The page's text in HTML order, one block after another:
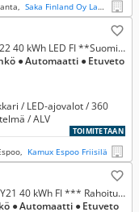
Saka Finland Oy Lappeenranta
40 kWh, N-Connecta MY22 40 kWh LED FI **Suomi-auto - ACC - Merkkihuollettu - Täysvarusteltu**
● Automaatti ● Etuveto
/ LED-ajovalot / 360
/ ALV
TOIMITETAAN
Kamux Espoo Friisilä
40 kWh, Business 360 MY21 40 kWh FI *** Rahoitustarjous 3.99% (+kulut)
● Automaatti ● Etuveto